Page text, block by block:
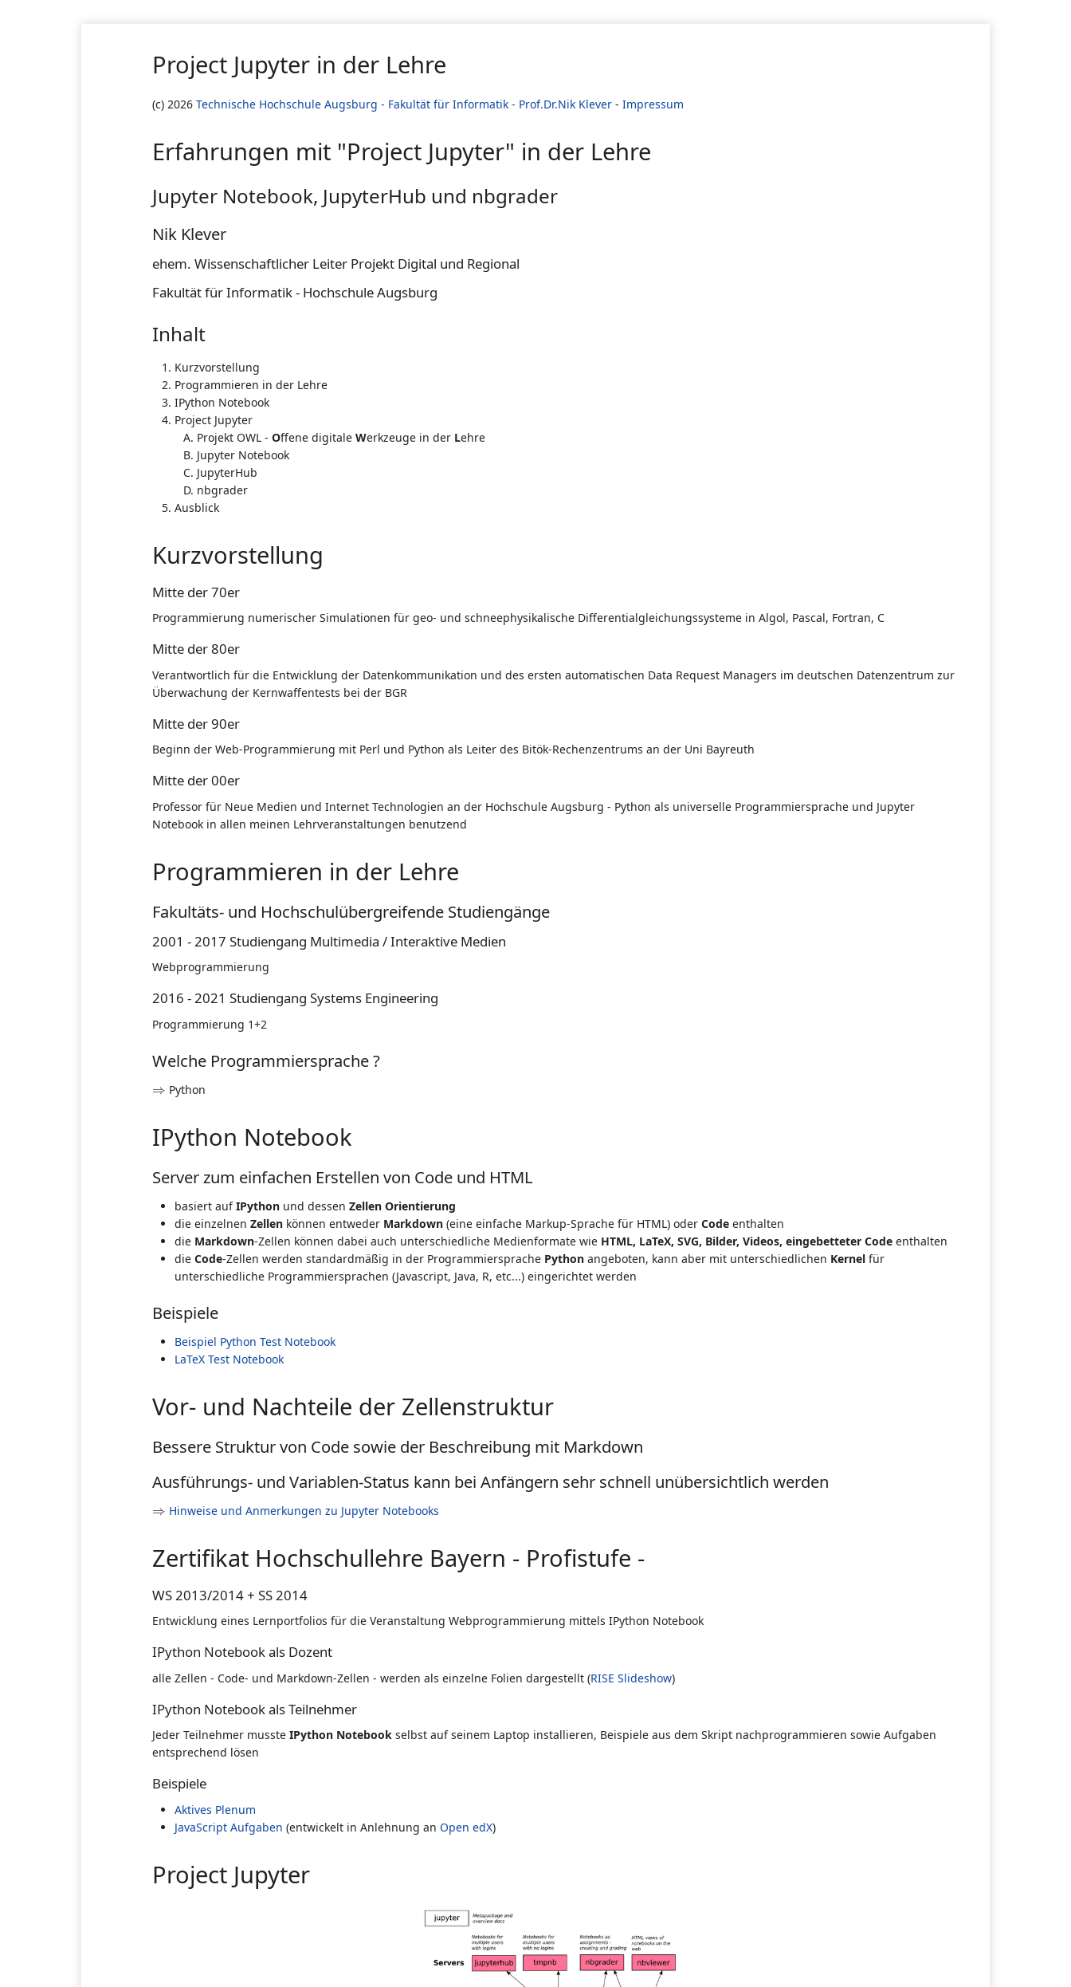
Project Jupyter in der Lehre
(c) 2026 Technische Hochschule Augsburg - Fakultät für Informatik - Prof.Dr.Nik Klever - Impressum
Erfahrungen mit "Project Jupyter" in der Lehre
Jupyter Notebook, JupyterHub und nbgrader
Nik Klever
ehem. Wissenschaftlicher Leiter Projekt Digital und Regional
Fakultät für Informatik - Hochschule Augsburg
Inhalt
Kurzvorstellung
Programmieren in der Lehre
IPython Notebook
Project Jupyter
Projekt OWL - Offene digitale Werkzeuge in der Lehre
Jupyter Notebook
JupyterHub
nbgrader
Ausblick
Kurzvorstellung
Mitte der 70er
Programmierung numerischer Simulationen für geo- und schneephysikalische Differentialgleichungssysteme in Algol, Pascal, Fortran, C
Mitte der 80er
Verantwortlich für die Entwicklung der Datenkommunikation und des ersten automatischen Data Request Managers im deutschen Datenzentrum zur
Überwachung der Kernwaffentests bei der BGR
Mitte der 90er
Beginn der Web-Programmierung mit Perl und Python als Leiter des Bitök-Rechenzentrums an der Uni Bayreuth
Mitte der 00er
Professor für Neue Medien und Internet Technologien an der Hochschule Augsburg - Python als universelle Programmiersprache und Jupyter
Notebook in allen meinen Lehrveranstaltungen benutzend
Programmieren in der Lehre
Fakultäts- und Hochschulübergreifende Studiengänge
2001 - 2017 Studiengang Multimedia / Interaktive Medien
Webprogrammierung
2016 - 2021 Studiengang Systems Engineering
Programmierung 1+2
Welche Programmiersprache ?
⇒
⇒ Python
IPython Notebook
Server zum einfachen Erstellen von Code und HTML
basiert aufIPython und dessen Zellen Orientierung
die einzelnen Zellen können entweder Markdown (eine einfache Markup-Sprache für HTML) oder Code enthalten
die Markdown-Zellen können dabei auch unterschiedliche Medienformate wie HTML, LaTeX, SVG, Bilder, Videos, eingebetteter Code enthalten
die Code-Zellen werden standardmäßig in der Programmiersprache Python angeboten, kann aber mit unterschiedlichen Kernel für
unterschiedliche Programmiersprachen (Javascript, Java, R, etc...) eingerichtet werden
Beispiele
Beispiel Python Test Notebook
LaTeX Test Notebook
Vor- und Nachteile der Zellenstruktur
Bessere Struktur von Code sowie der Beschreibung mit Markdown
Ausführungs- und Variablen-Status kann bei Anfängern sehr schnell unübersichtlich werden
⇒
⇒ Hinweise und Anmerkungen zu Jupyter Notebooks
Zertifikat Hochschullehre Bayern - Profistufe -
WS 2013/2014 + SS 2014
Entwicklung eines Lernportfolios für die Veranstaltung Webprogrammierung mittels IPython Notebook
IPython Notebook als Dozent
alle Zellen - Code- und Markdown-Zellen - werden als einzelne Folien dargestellt (RISE Slideshow)
IPython Notebook als Teilnehmer
Jeder Teilnehmer musste IPython Notebook selbst auf seinem Laptop installieren, Beispiele aus dem Skript nachprogrammieren sowie Aufgaben
entsprechend lösen
Beispiele
Aktives Plenum
JavaScript Aufgaben (entwickelt in Anlehnung an Open edX)
Project Jupyter